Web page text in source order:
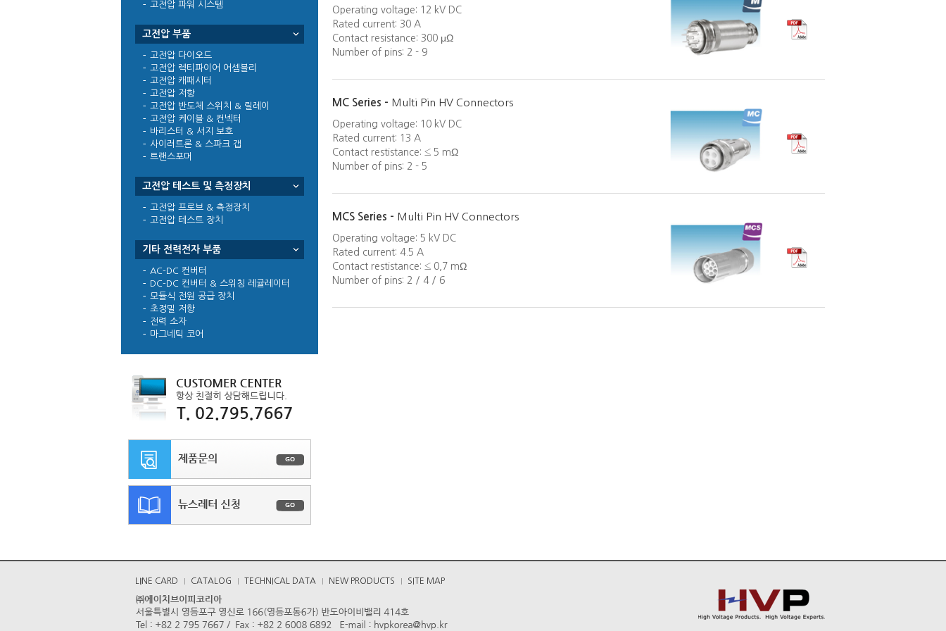
고전압 파워 시스템
고전압 부품
고전압 다이오드
고전압 렉티파이어 어셈블리
고전압 캐패시터
고전압 저항
고전압 반도체 스위치 & 릴레이
고전압 케이블 & 컨넥터
바리스터 & 서지 보호
사이러트론 & 스파크 갭
트랜스포머
고전압 테스트 및 측정장치
고전압 프로브 & 측정장치
고전압 테스트 장치
기타 전력전자 부품
AC-DC 컨버터
DC-DC 컨버터 & 스위칭 레귤레이터
모듈식 전원 공급 장치
초정밀 저항
전력 소자
마그네틱 코어
Operating voltage: 12 kV DC
Rated current: 30 A
Contact resistance: 300 μΩ
Number of pins: 2 - 9
MC Series - Multi Pin HV Connectors
Operating voltage: 10 kV DC
Rated current: 13 A
Contact restistance: ≤ 5 mΩ
Number of pins: 2 - 5
MCS Series - Multi Pin HV Connectors
Operating voltage: 5 kV DC
Rated current: 4.5 A
Contact restistance: ≤ 0,7 mΩ
Number of pins: 2 / 4 / 6
LINE CARD CATALOG TECHNICAL DATA NEW PRODUCTS SITE MAP